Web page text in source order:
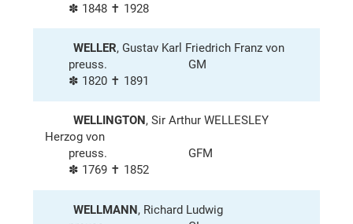
✽ 1848 ✝ 1928
WELLER, Gustav Karl Friedrich Franz von
preuss.
GM
✽ 1820 ✝ 1891
WELLINGTON , Sir Arthur WELLESLEY
Herzog von
preuss.
GFM
✽ 1769 ✝ 1852
WELLMANN, Richard Ludwig